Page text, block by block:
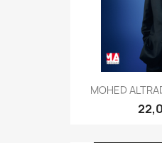
MOHED